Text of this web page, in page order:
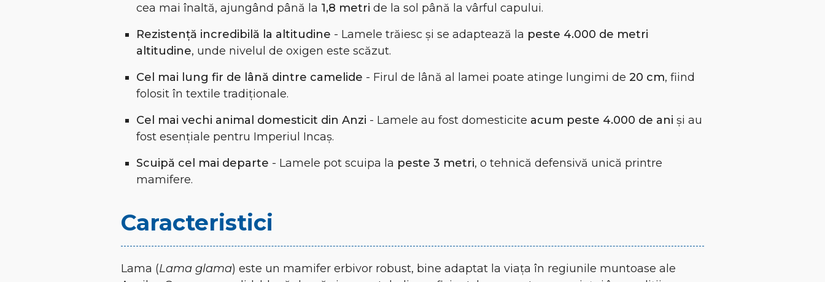
cea mai înaltă, ajungând până la 1,8 metri de la sol până la vârful capului.
Rezistență incredibilă la altitudine - Lamele trăiesc și se adaptează la peste 4.000 de metri
altitudine, unde nivelul de oxigen este scăzut.
Cel mai lung fir de lână dintre camelide - Firul de lână al lamei poate atinge lungimi de 20 cm, fiind
folosit în textile tradiționale.
Cel mai vechi animal domesticit din Anzi - Lamele au fost domesticite acum peste 4.000 de ani și au
fost esențiale pentru Imperiul Incaș.
Scuipă cel mai departe - Lamele pot scuipa la peste 3 metri, o tehnică defensivă unică printre
mamifere.
Caracteristici
Lama (Lama glama) este un mamifer erbivor robust, bine adaptat la viața în regiunile muntoase ale